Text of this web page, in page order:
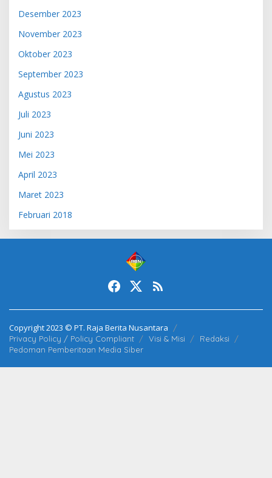
Desember 2023
November 2023
Oktober 2023
September 2023
Agustus 2023
Juli 2023
Juni 2023
Mei 2023
April 2023
Maret 2023
Februari 2018
Copyright 2023 © PT. Raja Berita Nusantara
Privacy Policy / Policy Compliant Visi & Misi
Redaksi
Pedoman Pemberitaan Media Siber